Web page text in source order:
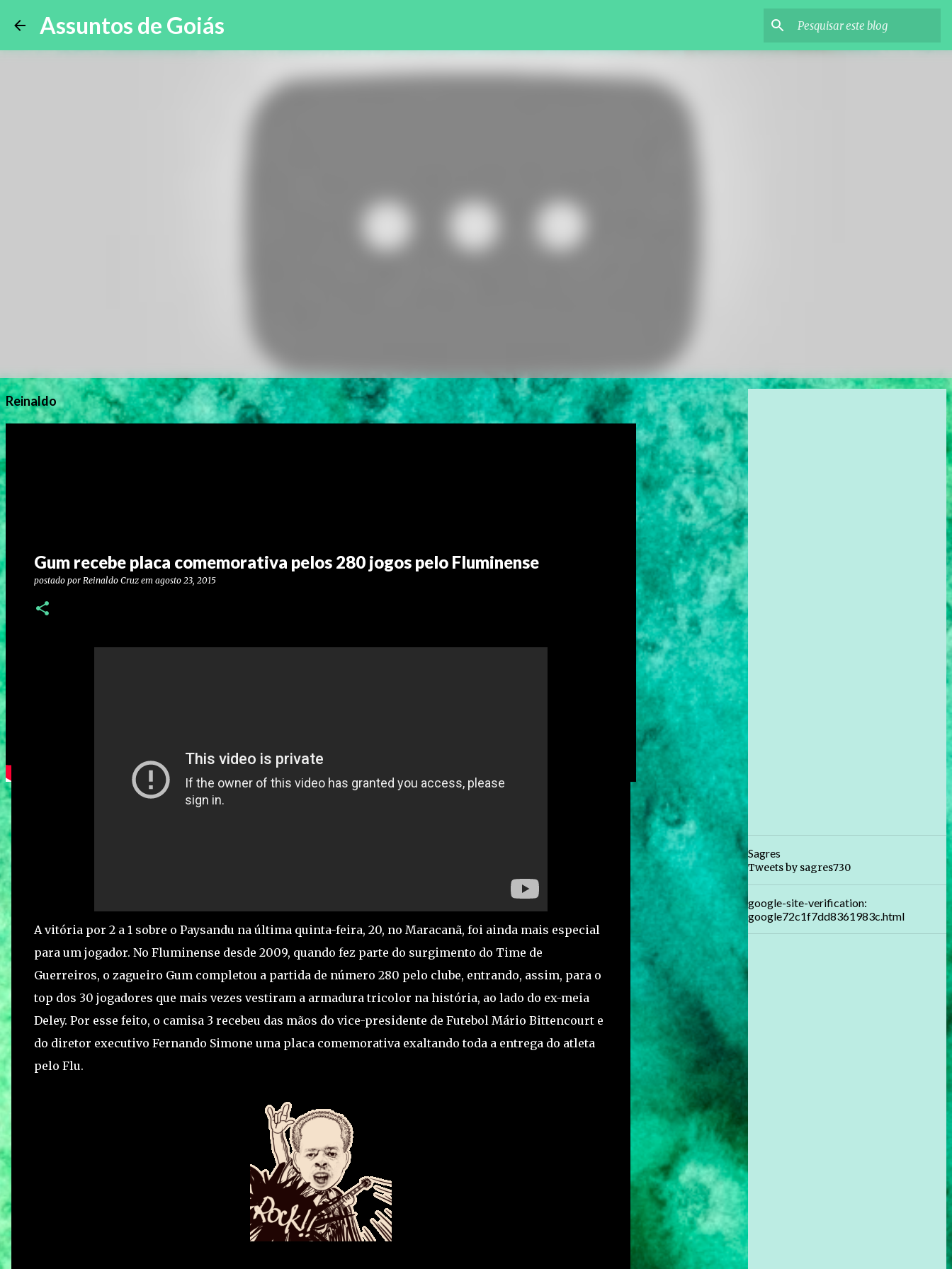
Assuntos de Goiás
Reinaldo
Gum recebe placa comemorativa pelos 280 jogos pelo Fluminense
postado por Reinaldo Cruz em agosto 23, 2015
A vitória por 2 a 1 sobre o Paysandu na última quinta-feira, 20, no Maracanã, foi ainda mais especial
para um jogador. No Fluminense desde 2009, quando fez parte do surgimento do Time de
Guerreiros, o zagueiro Gum completou a partida de número 280 pelo clube, entrando, assim, para o
top dos 30 jogadores que mais vezes vestiram a armadura tricolor na história, ao lado do ex-meia
Deley. Por esse feito, o camisa 3 recebeu das mãos do vice-presidente de Futebol Mário Bittencourt e
do diretor executivo Fernando Simone uma placa comemorativa exaltando toda a entrega do atleta
pelo Flu.
Sagres
Tweets by sagres730
google-site-verification:
google72c1f7dd8361983c.html